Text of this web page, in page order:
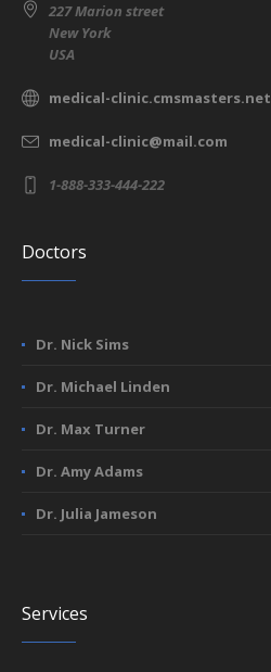
227 Marion street
New York
USA
medical-clinic.cmsmasters.net
medical-clinic@mail.com
1-888-333-444-222
Doctors
Dr. Nick Sims
Dr. Michael Linden
Dr. Max Turner
Dr. Amy Adams
Dr. Julia Jameson
Services